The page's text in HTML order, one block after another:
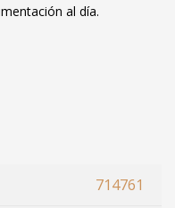
al día.
714761